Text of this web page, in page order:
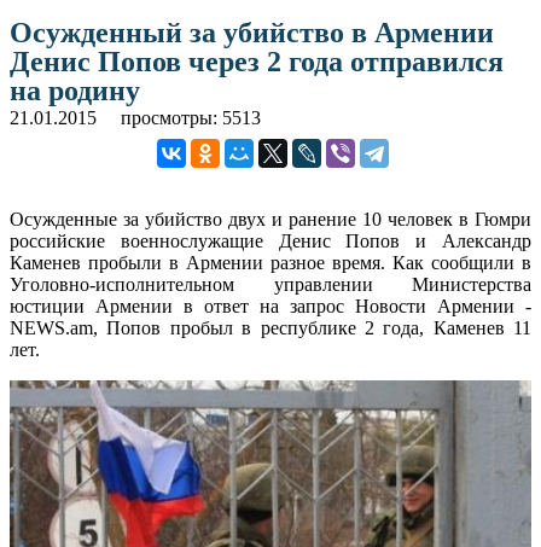
Осужденный за убийство в Армении
Денис Попов через 2 года отправился
на родину
21.01.2015 просмотры: 5513
Осужденные за убийство двух и ранение 10 человек в Гюмри
российские военнослужащие Денис Попов и Александр
Каменев пробыли в Армении разное время. Как сообщили в
Уголовно-исполнительном управлении Министерства
юстиции Армении в ответ на запрос Новости Армении -
NEWS.am, Попов пробыл в республике 2 года, Каменев 11
лет.